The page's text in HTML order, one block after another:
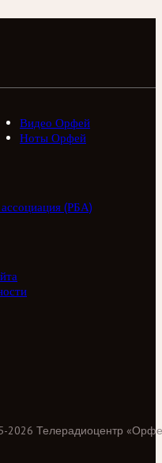
Видео Орфей
Ноты Орфей
(РБА)
-2026 Телерадиоцентр